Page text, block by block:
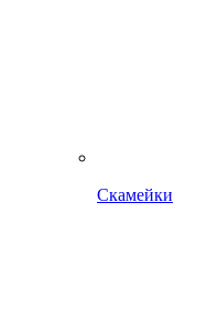
Скамейки